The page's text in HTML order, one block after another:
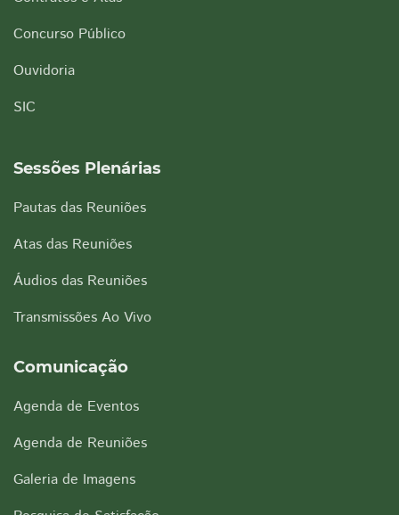
Concurso Público
Ouvidoria
SIC
Sessões Plenárias
Pautas das Reuniões
Atas das Reuniões
Áudios das Reuniões
Transmissões Ao Vivo
Comunicação
Agenda de Eventos
Agenda de Reuniões
Galeria de Imagens